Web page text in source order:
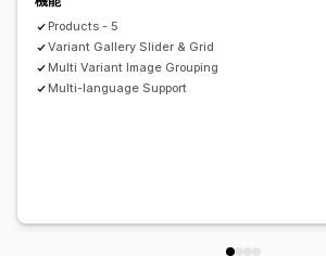
Products - 5
Variant Gallery Slider & Grid
Multi Variant Image Grouping
Multi-language Support